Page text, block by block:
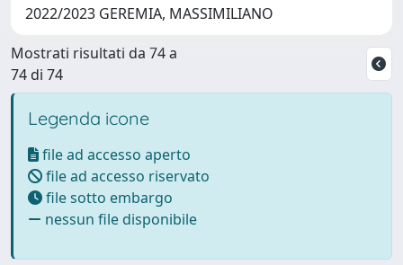
2022/2023 GEREMIA, MASSIMILIANO
Mostrati risultati da 74 a
74 di 74
Legenda icone
file ad accesso aperto
file ad accesso riservato
file sotto embargo
nessun file disponibile